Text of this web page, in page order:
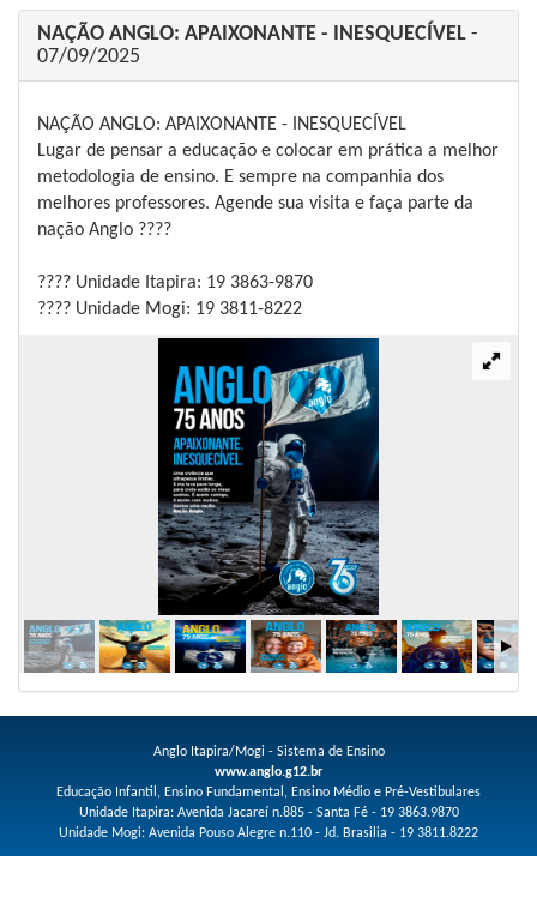
NAÇÃO ANGLO: APAIXONANTE - INESQUECÍVEL -
07/09/2025
NAÇÃO ANGLO: APAIXONANTE - INESQUECÍVEL
Lugar de pensar a educação e colocar em prática a melhor
metodologia de ensino. E sempre na companhia dos
melhores professores. Agende sua visita e faça parte da
nação Anglo ????
???? Unidade Itapira: 19 3863-9870
???? Unidade Mogi: 19 3811-8222
Anglo Itapira/Mogi - Sistema de Ensino
www.anglo.g12.br
Educação Infantil, Ensino Fundamental, Ensino Médio e Pré-Vestibulares
Unidade Itapira: Avenida Jacareí n.885 - Santa Fé - 19 3863.9870
Unidade Mogi: Avenida Pouso Alegre n.110 - Jd. Brasilia - 19 3811.8222